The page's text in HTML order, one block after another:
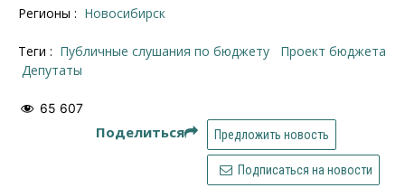
Регионы : Новосибирск
Теги : публичные слушания по бюджету
Проект бюджета
депутаты
65 607
Поделиться Предложить новость
Подписаться на новости